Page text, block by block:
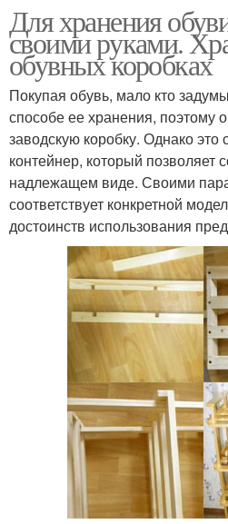
Для хранения
своими руками.
обувных коробках
Покупая обувь, мало кто
способе ее хранения, поэтому
заводскую коробку. Однако
контейнер, который позволяет
надлежащем виде. Своими
соответствует конкретной
достоинств использования